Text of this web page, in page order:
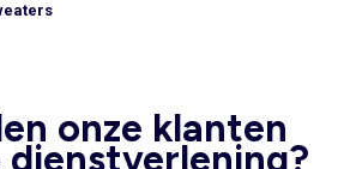
onze klanten
dienstverlening?